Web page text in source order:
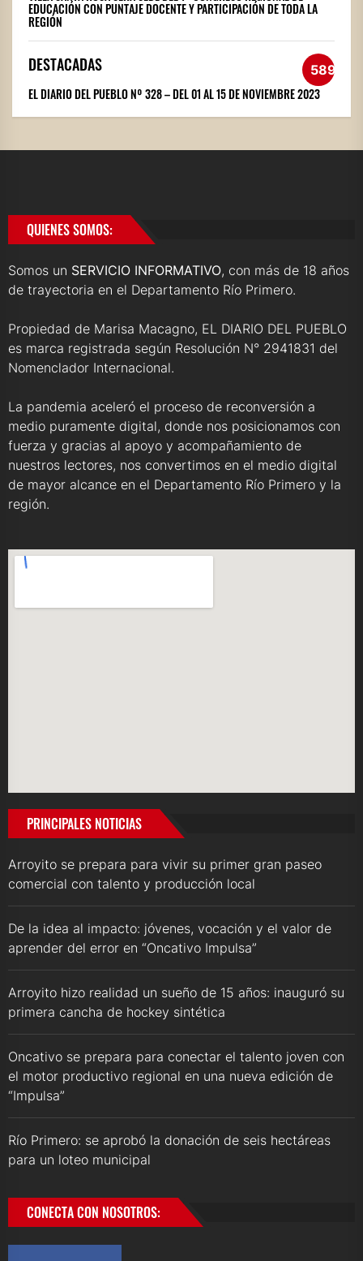
EDUCACIÓN CON PUNTAJE DOCENTE Y PARTICIPACIÓN DE TODA LA
REGIÓN
DESTACADAS 589
EL DIARIO DEL PUEBLO Nº 328 – DEL 01 AL 15 DE NOVIEMBRE 2023
QUIENES SOMOS:
Somos un SERVICIO INFORMATIVO, con más de 18 años
de trayectoria en el Departamento Río Primero.
Propiedad de Marisa Macagno, EL DIARIO DEL PUEBLO
es marca registrada según Resolución N° 2941831 del
Nomenclador Internacional.
La pandemia aceleró el proceso de reconversión a
medio puramente digital, donde nos posicionamos con
fuerza y gracias al apoyo y acompañamiento de
nuestros lectores, nos convertimos en el medio digital
de mayor alcance en el Departamento Río Primero y la
región.
PRINCIPALES NOTICIAS
Arroyito se prepara para vivir su primer gran paseo
comercial con talento y producción local
De la idea al impacto: jóvenes, vocación y el valor de
aprender del error en “Oncativo Impulsa”
Arroyito hizo realidad un sueño de 15 años: inauguró su
primera cancha de hockey sintética
Oncativo se prepara para conectar el talento joven con
el motor productivo regional en una nueva edición de
“Impulsa”
Río Primero: se aprobó la donación de seis hectáreas
para un loteo municipal
CONECTA CON NOSOTROS: